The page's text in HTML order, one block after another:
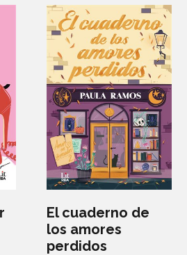
El cuaderno de
los amores
perdidos